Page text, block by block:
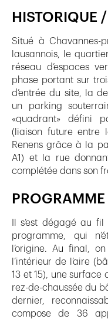
HISTORIQUE
Situé à Chavannes-
lausannois, le
réseau d’espaces
phase portant sur
d’entrée du site, la
un parking
«quadrant» défini
(liaison future entre
Renens grâce à la
A1) et la rue
complétée dans son
PROGRAMME
Il s’est dégagé au
programme, qui
l’origine. Au final,
l’intérieur de l’aire
13 et 15), une
rez-de-chaussée du
dernier,
compose de 36